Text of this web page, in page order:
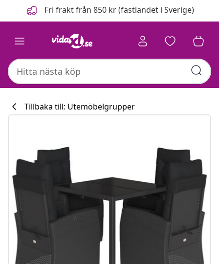
FöregåendeFri frakt från 850 kr (fastlandet i Sverige)
Tillbaka till: Utemöbelgrupper